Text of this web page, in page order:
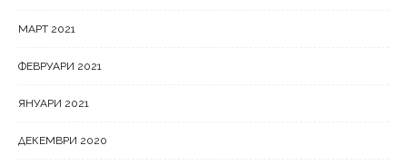
МАРТ 2021
ФЕВРУАРИ 2021
ЯНУАРИ 2021
ДЕКЕМВРИ 2020